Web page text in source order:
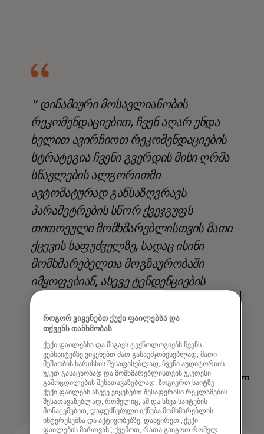
" დინამიური მოსავლიანობის
რეკომენდაციებით, ჩვენ აღარ უნდა
ხელით ავირჩიოთ რეკომენდაციების
სტრატეგია ჩვენი გვერდის მისი ღრმა
სწავლების ალგორითმი
ავტომატურად განსაზღვრავს
პარამეტრების სწორ ქვეჯგუფს
თითოეული მომხმარებლისთვის მათი
ქცევის საფუძველზე, სადაც ისინი
მომხმარებელთა მოგზაურობაში
იმყოფებიან, ასევე ტენდენციების
მიხედვით, რაც ხელმისაწვდომობს
სხვა სტრატეგიას - არა მხოლოდ
გამოყვანის, არამედ დროის
დაზოგვის "
Nadav Yekutiel, Head of Data, GlassesUSA.com
როგორ ვიყენებთ ქუქი ფაილებსა და
თქვენს თანხმობას
ქუქი ფაილებსა და მსგავს ტექნოლოგიებს ჩვენს
ვებსაიტებზე ვიყენებთ მათ გასაუმჯობესებლად, მათი
მუშაობის ხარისხის შესაფასებლად, ჩვენი აუდიტორიის
უკეთ გასაცნობად და მომხმარებლისთვის უკეთესი
გამოცდილების შესათავაზებლად. ზოგიერთ საიტზე
ქუქი ფაილებს ასევე ვიყენებთ შესაფერისი რეკლამების
შესათავაზებლად, რომელიც, ამ და სხვა საიტების
მონაცემებით, დაფუძნებული იქნება მომხმარებლის
ინტერესებსა და აქტივობებზე. დააჭირეთ „ქუქი
ფაილების მართვას“, ქვემოთ, რათა გაიგოთ რომელ